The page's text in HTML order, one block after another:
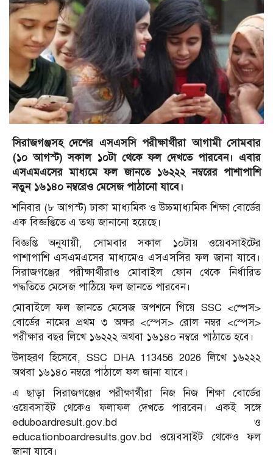
সিরাজগঞ্জসহ দেশের এসএসসি পরীক্ষার্থীরা আগামী সোমবার
(১০ আগস্ট) সকাল ১০টা থেকে ফল দেখতে পারবেন। এবার
এসএমএসের মাধ্যমে ফল জানতে ১৬২২২ নম্বরের পাশাপাশি
নতুন ১৬১৪০ নম্বরেও মেসেজ পাঠানো যাবে।
শনিবার (৮ আগস্ট) ঢাকা মাধ্যমিক ও উচ্চমাধ্যমিক শিক্ষা বোর্ডের
এক বিজ্ঞপ্তিতে এ তথ্য জানানো হয়েছে।
বিজ্ঞপ্তি অনুযায়ী, সোমবার সকাল ১০টায় ওয়েবসাইটের
পাশাপাশি এসএমএসের মাধ্যমেও এসএসসির ফল জানা যাবে।
সিরাজগঞ্জের পরীক্ষার্থীরাও মোবাইল ফোন থেকে নির্ধারিত
পদ্ধতিতে মেসেজ পাঠিয়ে ফল জানতে পারবেন।
মোবাইলে ফল জানতে মেসেজ অপশনে গিয়ে SSC <স্পেস>
বোর্ডের নামের প্রথম ৩ অক্ষর <স্পেস> রোল নম্বর <স্পেস>
পরীক্ষার বছর লিখে ১৬২২২ অথবা ১৬১৪০ নম্বরে পাঠাতে হবে।
উদাহরণ হিসেবে, SSC DHA 113456 2026 লিখে ১৬২২২
অথবা ১৬১৪০ নম্বরে পাঠালে ফল জানা যাবে।
এ ছাড়া সিরাজগঞ্জের পরীক্ষার্থীরা নিজ নিজ শিক্ষা বোর্ডের
ওয়েবসাইট থেকেও ফলাফল দেখতে পারবেন। একই সঙ্গে
eduboardresult.gov.bd ও
educationboardresults.gov.bd ওয়েবসাইট থেকেও ফল
জানা যাবে।